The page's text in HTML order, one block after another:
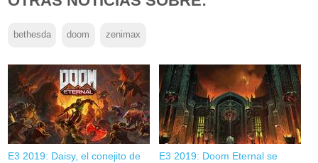
bethesda doom zenimax
E3 2019: Daisy, el conejito de
E3 2019: Doom Eternal se